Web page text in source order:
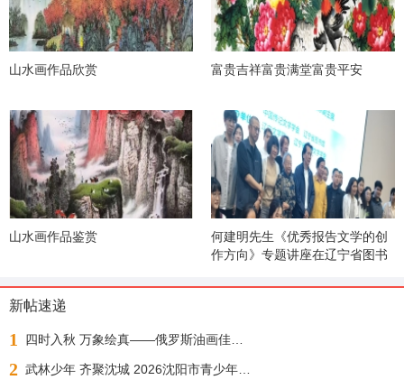
山水画作品欣赏 富贵吉祥富贵满堂富贵平安
山水画作品鉴赏
何建明先生《优秀报告文学的创
作方向》专题讲座在辽宁省图书
新帖速递
1
2